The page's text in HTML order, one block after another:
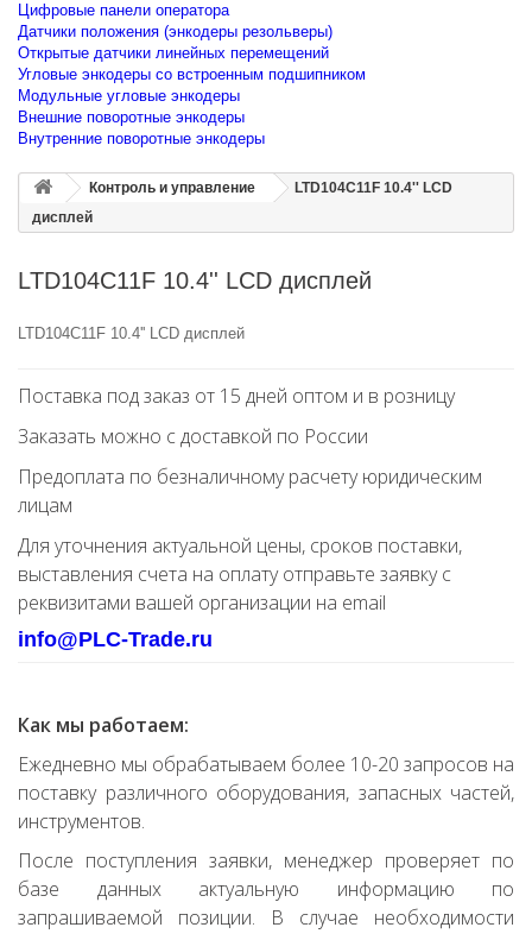
Цифровые панели оператора
Датчики положения (энкодеры резольверы)
Открытые датчики линейных перемещений
Угловые энкодеры со встроенным подшипником
Модульные угловые энкодеры
Внешние поворотные энкодеры
Внутренние поворотные энкодеры
Контроль и управление
LTD104C11F 10.4'' LCD
дисплей
LTD104C11F 10.4'' LCD дисплей
LTD104C11F 10.4'' LCD дисплей
Поставка под заказ от 15 дней оптом и в розницу
Заказать можно с доставкой по России
Предоплата по безналичному расчету юридическим
лицам
Для уточнения актуальной цены, сроков поставки,
выставления счета на оплату отправьте заявку с
реквизитами вашей организации на email
info@PLC-Trade.ru
Как мы работаем:
Ежедневно мы обрабатываем более 10-20 запросов на
поставку различного оборудования, запасных частей,
инструментов.
После поступления заявки, менеджер проверяет по
базе данных актуальную информацию по
запрашиваемой позиции. В случае необходимости